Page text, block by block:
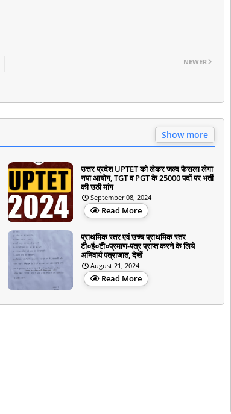
NEWER
Show more
उत्तर प्रदेश UPTET को लेकर जल्द फैसला लेगा
नया आयोग, TGT व PGT के 25000 पदों पर भर्ती
की उठी मांग
September 08, 2024
Read More
प्राथमिक स्तर एवं उच्च प्राथमिक स्तर
टी०ई०टी०प्रमाण-पत्र प्राप्त करने के लिये
अनिवार्य पत्राजात, देखें
August 21, 2024
Read More